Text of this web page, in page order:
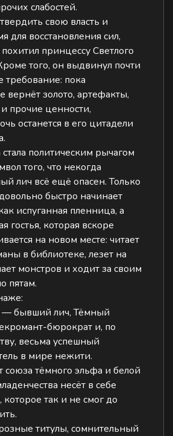
слабостей.
свою власть и
для восстановления сил,
принцессу Светлого
того, он выдвинул почти
пока
вернёт золото, артефакты,
прочие ценности,
останется в его цитадели
политическим рычагом
того, что некогда
лич всё ещё опасен. Только
быстро начинает
испуганная пленница, а
гостья, которая вскоре
на новом месте: читает
в библиотеке, лезет на
монстров и ходит за своим
пятам.
— бывший лич, Тёмный
бюрократ и, по
весьма успешный
в мире нежити.
тёмного эльфа и белой
несёт в себе
так и не смог до
титулы, сомнительный